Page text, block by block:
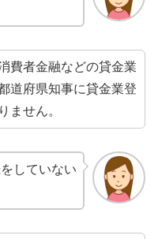
費者金融などの貸金業
道府県知事に貸金業登
ません。
していない